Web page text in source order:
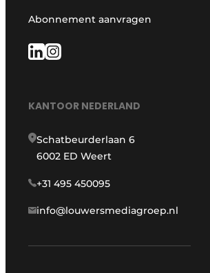
Abonnement aanvragen
KANTOOR NEDERLAND
Schatbeurderlaan 6
6002 ED Weert
+31 495 450095
info@louwersmediagroep.nl